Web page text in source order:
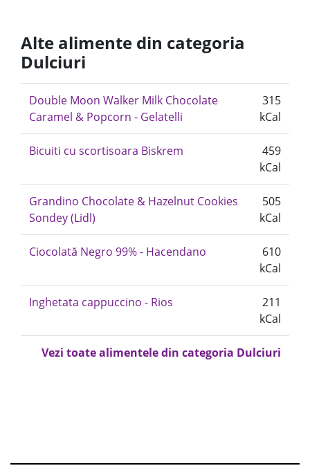
Alte alimente din categoria
Dulciuri
Double Moon Walker Milk Chocolate
Caramel & Popcorn - Gelatelli
315
kCal
Bicuiti cu scortisoara Biskrem
459
kCal
Grandino Chocolate & Hazelnut Cookies
Sondey (Lidl)
505
kCal
Ciocolată Negro 99% - Hacendano
610
kCal
Inghetata cappuccino - Rios
211
kCal
Vezi toate alimentele din categoria Dulciuri